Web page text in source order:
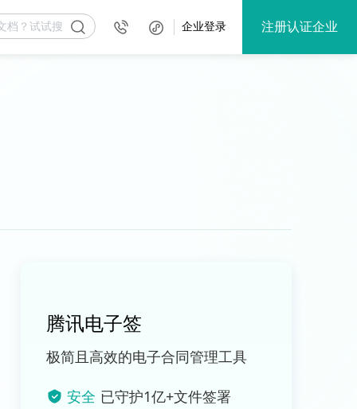
企业登录 注册认证企业
腾讯电子签
极简且高效的电子合同管理工具
安全 已守护1亿+文件签署